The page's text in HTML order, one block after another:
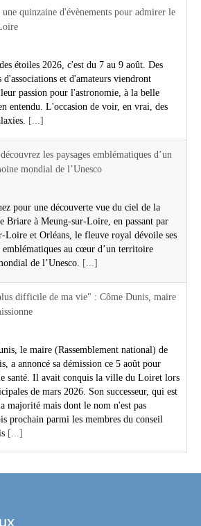
quinzaine d'évènements pour admirer le
étoiles 2026, c'est du 7 au 9 août. Des
d'associations et d'amateurs viendront
passion pour l'astronomie, à la belle
entendu. L'occasion de voir, en vrai, des
[...]
les paysages emblématiques d’un
mondial de l’Unesco
pour une découverte vue du ciel de la
Briare à Meung-sur-Loire, en passant par
Loire et Orléans, le fleuve royal dévoile ses
emblématiques au cœur d’un territoire
de l’Unesco. [...]
difficile de ma vie" : Côme Dunis, maire
le maire (Rassemblement national) de
a annoncé sa démission ce 5 août pour
santé. Il avait conquis la ville du Loiret lors
de mars 2026. Son successeur, qui est
majorité mais dont le nom n'est pas
prochain parmi les membres du conseil
[...]